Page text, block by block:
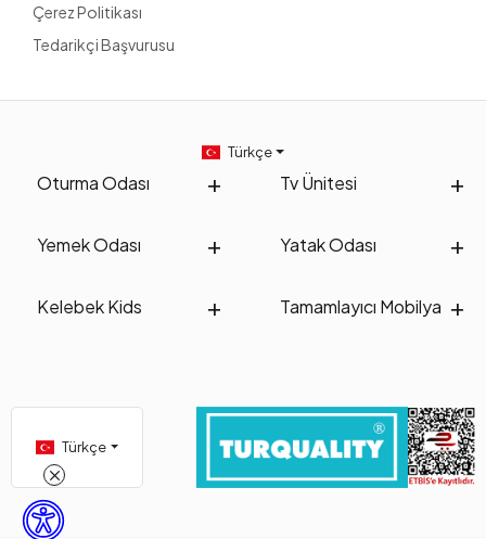
Çerez Politikası
Tedarikçi Başvurusu
Oturma Odası Tv Ünitesi
Yemek Odası Yatak Odası
Kelebek Kids Tamamlayıcı Mobilya
Türkçe
Türkçe